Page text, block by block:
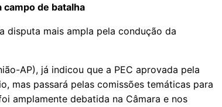
campo de batalha
disputa mais ampla pela condução da
AP), já indicou que a PEC aprovada pela
mas passará pelas comissões temáticas para
amplamente debatida na Câmara e nos